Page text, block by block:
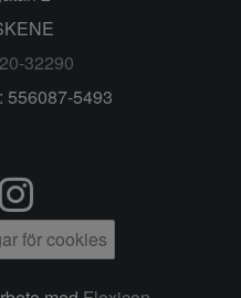
32290
556087-5493
för cookies